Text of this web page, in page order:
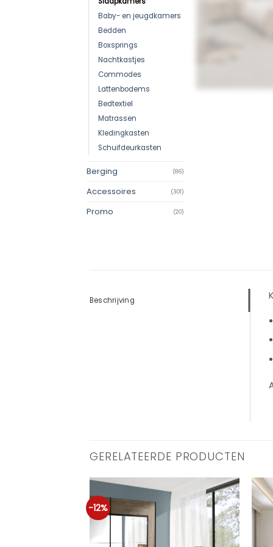
Baby- en jeugdkamers
Bedden
Boxsprings
Nachtkastjes
Commodes
Lattenbodems
Bedtextiel
Matrassen
Kledingkasten
Schuifdeurkasten
Berging (86)
Accessoires (301)
Promo (20)
Beschrijving
GERELATEERDE PRODUCTEN
-12%